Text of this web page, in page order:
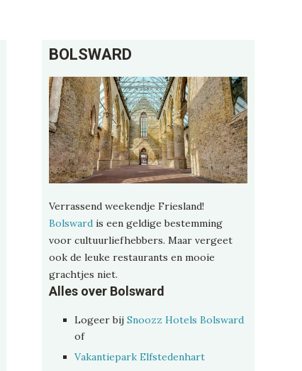
BOLSWARD
Verrassend weekendje Friesland!
Bolsward is een geldige bestemming
voor cultuurliefhebbers. Maar vergeet
ook de leuke restaurants en mooie
grachtjes niet.
Alles over Bolsward
Logeer bij Snoozz Hotels Bolsward
of
Vakantiepark Elfstedenhart